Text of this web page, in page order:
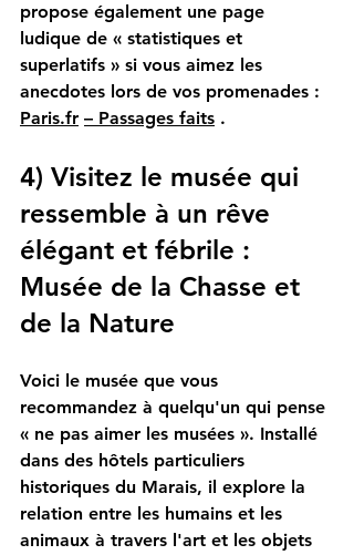
propose également une page
ludique de « statistiques et
superlatifs » si vous aimez les
anecdotes lors de vos promenades :
Paris.fr – Passages faits .
4) Visitez le musée qui
ressemble à un rêve
élégant et fébrile :
Musée de la Chasse et
de la Nature
Voici le musée que vous
recommandez à quelqu'un qui pense
« ne pas aimer les musées ». Installé
dans des hôtels particuliers
historiques du Marais, il explore la
relation entre les humains et les
animaux à travers l'art et les objets